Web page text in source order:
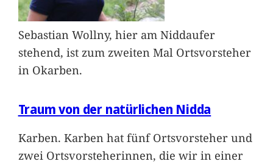
Sebastian Wollny, hier am Niddaufer
stehend, ist zum zweiten Mal Ortsvorsteher
in Okarben.
Traum von der natürlichen Nidda
Karben. Karben hat fünf Ortsvorsteher und
zwei Ortsvorsteherinnen, die wir in einer